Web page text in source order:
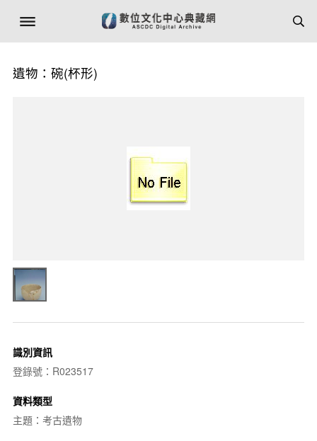
遺物：碗(杯形)
識別資訊
登錄號：R023517
資料類型
主題：考古遺物